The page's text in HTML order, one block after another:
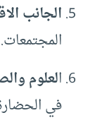
الجانب
المجتمعات.
العلوم
في